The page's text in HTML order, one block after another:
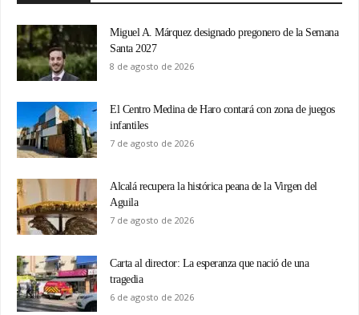
Miguel A. Márquez designado pregonero de la Semana
Santa 2027
8 de agosto de 2026
El Centro Medina de Haro contará con zona de juegos
infantiles
7 de agosto de 2026
Alcalá recupera la histórica peana de la Virgen del
Aguila
7 de agosto de 2026
Carta al director: La esperanza que nació de una
tragedia
6 de agosto de 2026